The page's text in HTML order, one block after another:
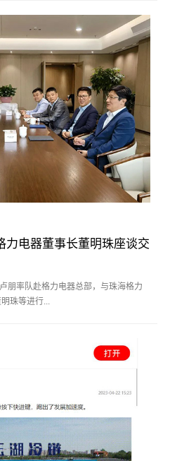
力电器董事长董明珠座谈交
朋率队赴格力电器总部，与珠海格力
珠等进行...